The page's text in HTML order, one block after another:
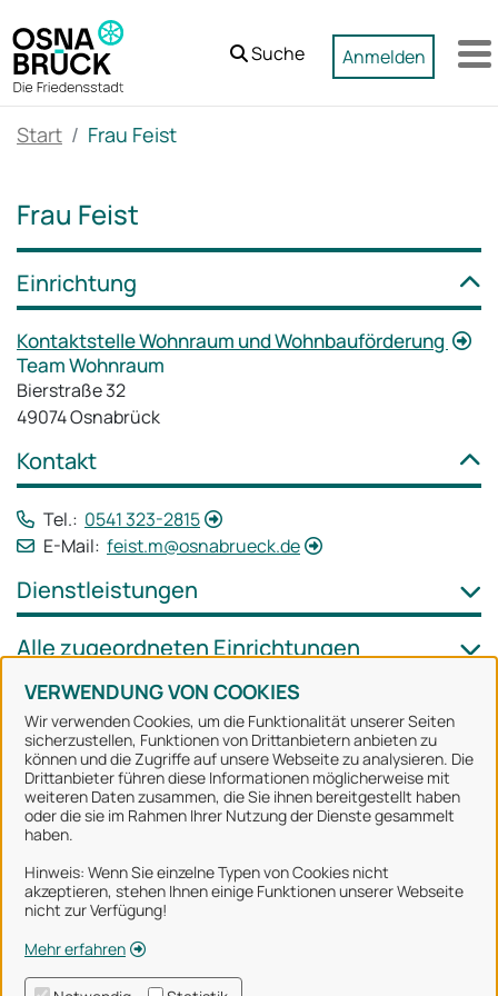
Zum Hauptinhalt springen
VERWENDUNG VON COOKIES
Wir verwenden Cookies, um die Funktionalität unserer Seiten
sicherzustellen, Funktionen von Drittanbietern anbieten zu
können und die Zugriffe auf unsere Webseite zu analysieren. Die
Drittanbieter führen diese Informationen möglicherweise mit
weiteren Daten zusammen, die Sie ihnen bereitgestellt haben
oder die sie im Rahmen Ihrer Nutzung der Dienste gesammelt
haben.
Hinweis: Wenn Sie einzelne Typen von Cookies nicht
akzeptieren, stehen Ihnen einige Funktionen unserer Webseite
nicht zur Verfügung!
Mehr erfahren
Suche Anmelden
Start Frau Feist
Frau Feist
Einrichtung
Kontaktstelle Wohnraum und Wohnbauförderung
Team Wohnraum
Bierstraße 32
49074 Osnabrück
Kontakt
Tel.: 0541 323-2815
E-Mail: feist.m@osnabrueck.de
Dienstleistungen
Alle zugeordneten Einrichtungen
Stadt Osnabrück
Alle Rechte vorbehalten
Über uns
Impressum